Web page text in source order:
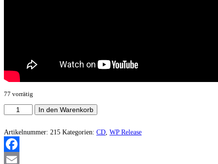
77 vorrätig
ShadowWolf
-
Menge
In den Warenkorb
Artikelnummer: 215 Kategorien: CD, WP Release
Facebook